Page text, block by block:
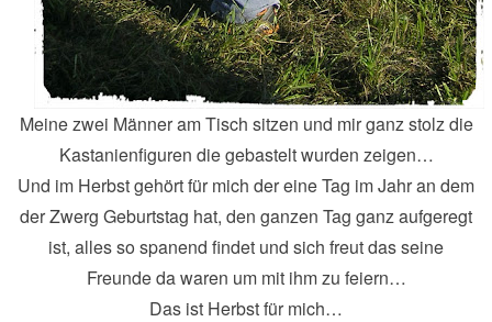
Meine zwei Männer am Tisch sitzen und mir ganz stolz die
Kastanienfiguren die gebastelt wurden zeigen…
Und im Herbst gehört für mich der eine Tag im Jahr an dem
der Zwerg Geburtstag hat, den ganzen Tag ganz aufgeregt
ist, alles so spanend findet und sich freut das seine
Freunde da waren um mit ihm zu feiern…
Das ist Herbst für mich…